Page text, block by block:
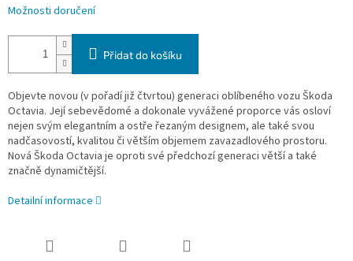
Možnosti doručení
Přidat do košíku
Objevte novou (v pořadí již čtvrtou) generaci oblíbeného vozu Škoda
Octavia. Její sebevědomé a dokonale vyvážené proporce vás osloví
nejen svým elegantním a ostře řezaným designem, ale také svou
nadčasovostí, kvalitou či větším objemem zavazadlového prostoru.
Nová Škoda Octavia je oproti své předchozí generaci větší a také
značně dynamičtější.
Detailní informace